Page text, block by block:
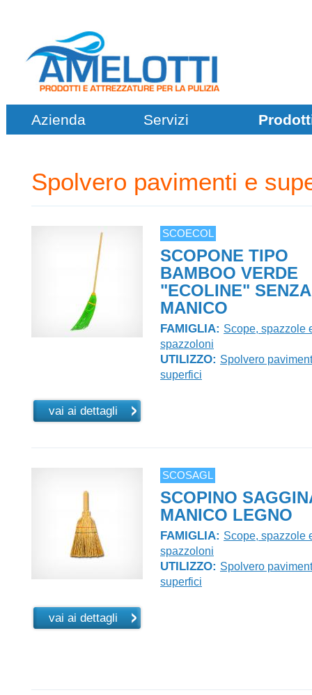
Azienda Servizi
Spolvero pavimenti e
SCOECOL
SCOPONE TIPO
BAMBOO VERDE
"ECOLINE" SENZA
MANICO
FAMIGLIA: Scope, spazzole
spazzoloni
UTILIZZO: Spolvero
superfici
vai ai dettagli
SCOSAGL
SCOPINO
MANICO LEGNO
FAMIGLIA: Scope, spazzole
spazzoloni
UTILIZZO: Spolvero
superfici
vai ai dettagli